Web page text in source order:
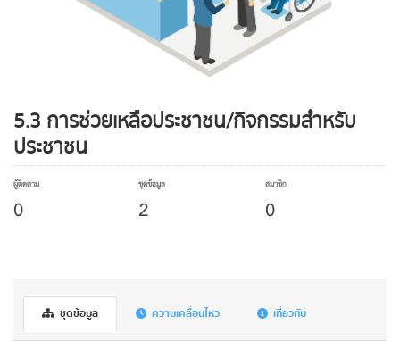
5.3 การช่วยเหลือประชาชน/กิจกรรมสำหรับ
ประชาชน
ผู้ติดตาม
0
ชุดข้อมูล
2
สมาชิก
0
ชุดข้อมูล ความเคลื่อนไหว เกี่ยวกับ